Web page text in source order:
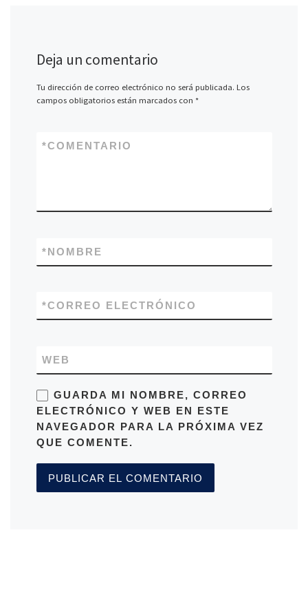
Deja un comentario
Tu dirección de correo electrónico no será publicada. Los
campos obligatorios están marcados con *
COMENTARIO
*
NOMBRE
*
CORREO ELECTRÓNICO
*
WEB
GUARDA MI NOMBRE, CORREO
ELECTRÓNICO Y WEB EN ESTE
NAVEGADOR PARA LA PRÓXIMA VEZ
QUE COMENTE.